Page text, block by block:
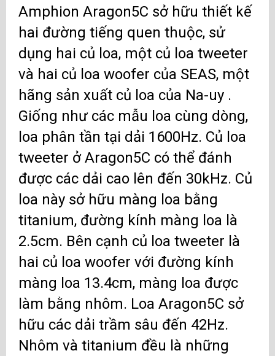
Amphion Aragon5C sở hữu thiết kế
hai đường tiếng quen thuộc, sử
dụng hai củ loa, một củ loa tweeter
và hai củ loa woofer của SEAS, một
hãng sản xuất củ loa của Na-uy .
Giống như các mẫu loa cùng dòng,
loa phân tần tại dải 1600Hz. Củ loa
tweeter ở Aragon5C có thể đánh
được các dải cao lên đến 30kHz. Củ
loa này sở hữu màng loa bằng
titanium, đường kính màng loa là
2.5cm. Bên cạnh củ loa tweeter là
hai củ loa woofer với đường kính
màng loa 13.4cm, màng loa được
làm bằng nhôm. Loa Aragon5C sở
hữu các dải trầm sâu đến 42Hz.
Nhôm và titanium đều là những